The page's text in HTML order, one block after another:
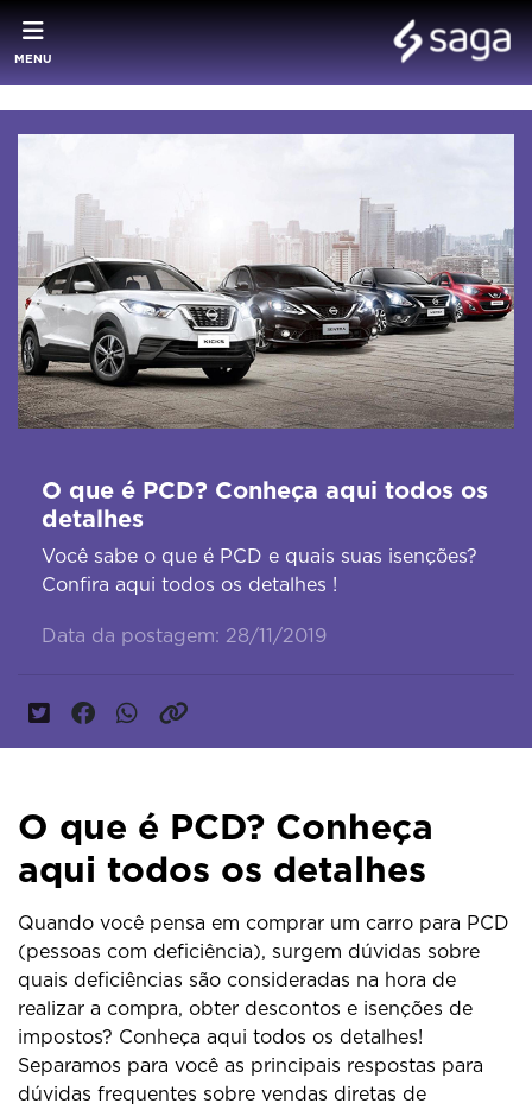
MENU
O que é PCD? Conheça aqui todos os
detalhes
Você sabe o que é PCD e quais suas isenções?
Confira aqui todos os detalhes !
Data da postagem: 28/11/2019
O que é PCD? Conheça
aqui todos os detalhes
Quando você pensa em comprar um carro para PCD
(pessoas com deficiência), surgem dúvidas sobre
quais deficiências são consideradas na hora de
realizar a compra, obter descontos e isenções de
impostos? Conheça aqui todos os detalhes!
Separamos para você as principais respostas para
dúvidas frequentes sobre vendas diretas de